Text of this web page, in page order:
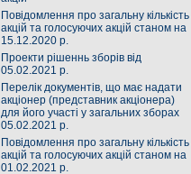
Повідомлення про загальну кількість
акцій та голосуючих акцій станом на
15.12.2020 р.
Проекти рішеннь зборів від
05.02.2021 р.
Перелік документів, що має надати
акціонер (представник акціонера)
для його участі у загальних зборах
05.02.2021 р.
Повідомлення про загальну кількість
акцій та голосуючих акцій станом на
01.02.2021 р.